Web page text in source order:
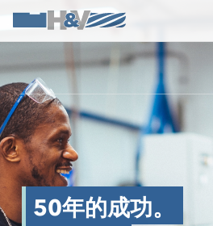
50年的成功。